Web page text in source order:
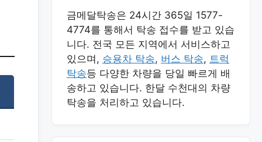
금메달탁송은 24시간 365일 1577-
4774를 통해서 탁송 접수를 받고 있습
니다. 전국 모든 지역에서 서비스하고
있으며, 승용차 탁송, 버스 탁송, 트럭
탁송등 다양한 차량을 당일 빠르게 배
송하고 있습니다. 한달 수천대의 차량
탁송을 처리하고 있습니다.